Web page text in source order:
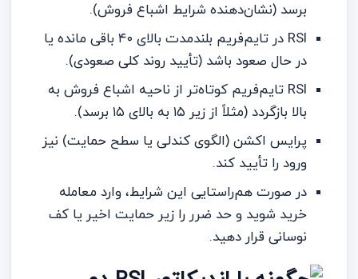
برسد (نشان‌دهنده شرایط اشباع فروش).
RSI در تایم‌فریم بلندمدت بالای ۴۰ باقی مانده یا
در حال صعود باشد (تأیید روند کلی صعودی).
RSI تایم‌فریم کوتاه‌تر از ناحیه اشباع فروش به
بالا بازگردد (مثلاً از زیر ۱۵ به بالای ۱۵ برسد).
پرایس اکشن (الگوی کندلی یا سطح حمایت) نیز
ورود را تأیید کند.
در صورت هم‌راستایی این شرایط، وارد معامله
خرید شوید و حد ضرر را زیر حمایت اخیر یا کف
نوسانی قرار دهید.